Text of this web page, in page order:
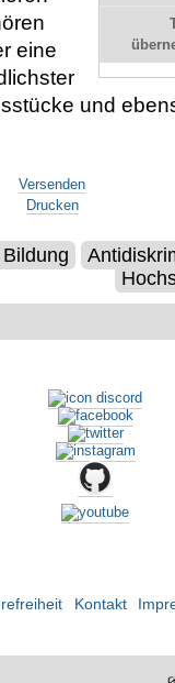
eine
und
Versenden
Drucken
Kontakt